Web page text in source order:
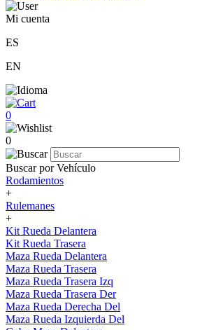
Mi cuenta
ES
EN
0
0
Buscar por Vehículo
Rodamientos
+
Rulemanes
+
Kit Rueda Delantera
Kit Rueda Trasera
Maza Rueda Delantera
Maza Rueda Trasera
Maza Rueda Trasera Izq
Maza Rueda Trasera Der
Maza Rueda Derecha Del
Maza Rueda Izquierda Del